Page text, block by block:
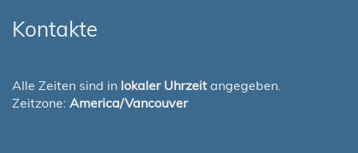
Kontakte
Alle Zeiten sind in lokaler Uhrzeit angegeben.
Zeitzone: America/Vancouver